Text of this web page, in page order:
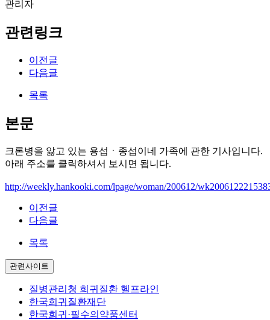
관리자
관련링크
이전글
다음글
목록
본문
크론병을 앓고 있는 용섭ㆍ종섭이네 가족에 관한 기사입니다.
아래 주소를 클릭하셔서 보시면 됩니다.
http://weekly.hankooki.com/lpage/woman/200612/
이전글
다음글
목록
관련사이트
질병관리청 희귀질환 헬프라인
한국희귀질환재단
한국희귀·필수의약품센터